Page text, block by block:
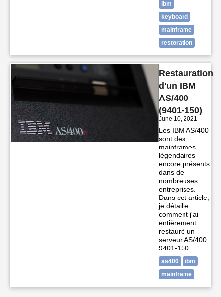
ibm
keyboard
mainframe
restoration
Restauration
d'un IBM
AS/400
(9401-150)
June 10, 2021
Les IBM AS/400
sont des
mainframes
légendaires
encore présents
dans de
nombreuses
entreprises.
Dans cet article,
je détaille
comment j'ai
entièrement
restauré un
serveur AS/400
9401-150.
as400
ibm
mainframe